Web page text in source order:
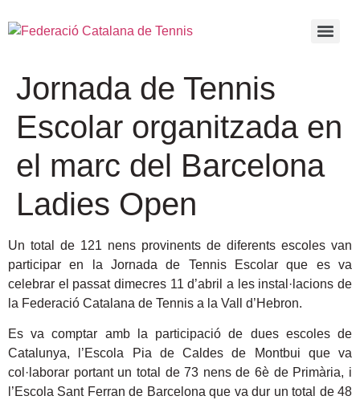
Jornada de Tennis
Escolar organitzada en
el marc del Barcelona
Ladies Open
Un total de 121 nens provinents de diferents escoles van
participar en la Jornada de Tennis Escolar que es va
celebrar el passat dimecres 11 d’abril a les instal·lacions de
la Federació Catalana de Tennis a la Vall d’Hebron.
Es va comptar amb la participació de dues escoles de
Catalunya, l’Escola Pia de Caldes de Montbui que va
col·laborar portant un total de 73 nens de 6è de Primària, i
l’Escola Sant Ferran de Barcelona que va dur un total de 48